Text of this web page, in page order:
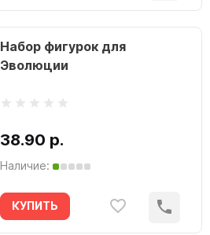
Набор фигурок для
Эволюции
38.90 р.
Наличие:
КУПИТЬ